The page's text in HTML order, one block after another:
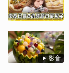
影音